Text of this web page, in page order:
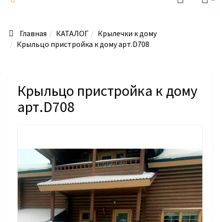
Главная КАТАЛОГ
Крылечки к дому
Крыльцо пристройка к дому арт.D708
Крыльцо пристройка к дому
арт.D708